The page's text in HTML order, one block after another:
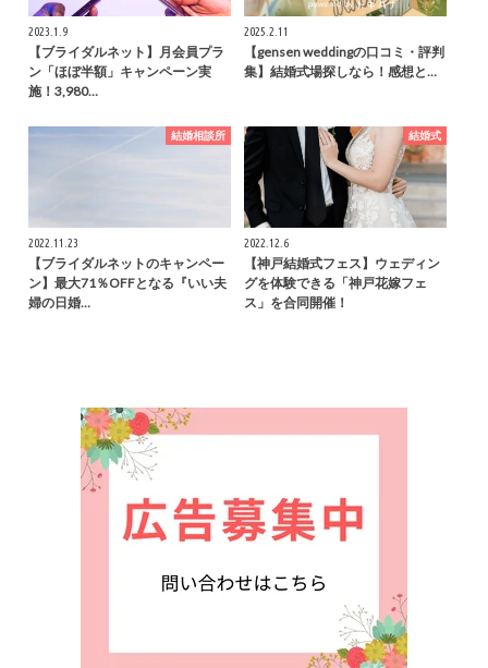
2023.1.9
【ブライダルネット】月会員プラ
ン「ほぼ半額」キャンペーン実
施！3,980…
2025.2.11
【gensen weddingの口コミ・評判
集】結婚式場探しなら！感想と…
結婚相談所
2022.11.23
【ブライダルネットのキャンペー
ン】最大71％OFFとなる『いい夫
婦の日婚…
結婚式
2022.12.6
【神戸結婚式フェス】ウェディン
グを体験できる「神戸花嫁フェ
ス」を合同開催！